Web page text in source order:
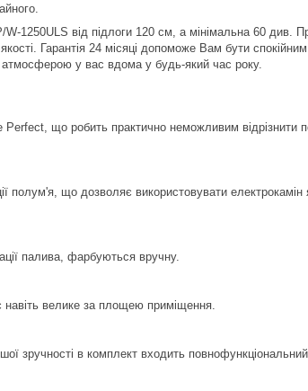
1250ULS від підлоги 120 см, а мінімальна 60 див.
Гарантія 24 місяці допоможе Вам бути
у вас вдома у будь-який час року.
Perfect, що робить практично неможливим відрізнити
полум'я, що дозволяє використовувати електрокамін
палива, фарбуються вручну.
навіть велике за площею приміщення.
зручності в комплект входить